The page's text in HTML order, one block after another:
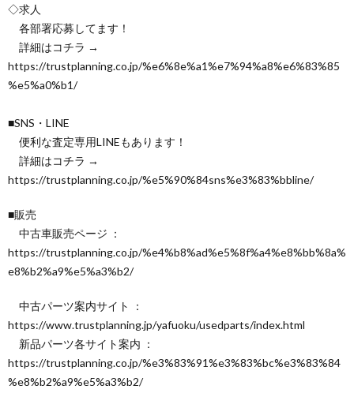
◇求人
各部署応募してます！
詳細はコチラ →
https://trustplanning.co.jp/%e6%8e%a1%e7%94%a8%e6%83%85
%e5%a0%b1/
■SNS・LINE
便利な査定専用LINEもあります！
詳細はコチラ →
https://trustplanning.co.jp/%e5%90%84sns%e3%83%bbline/
■販売
中古車販売ページ ：
https://trustplanning.co.jp/%e4%b8%ad%e5%8f%a4%e8%bb%8a%
e8%b2%a9%e5%a3%b2/
中古パーツ案内サイト ：
https://www.trustplanning.jp/yafuoku/usedparts/index.html
新品パーツ各サイト案内 ：
https://trustplanning.co.jp/%e3%83%91%e3%83%bc%e3%83%84
%e8%b2%a9%e5%a3%b2/